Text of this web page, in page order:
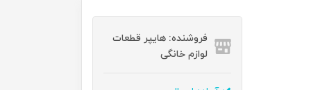
فروشنده: هایپر قطعات
لوازم خانگی